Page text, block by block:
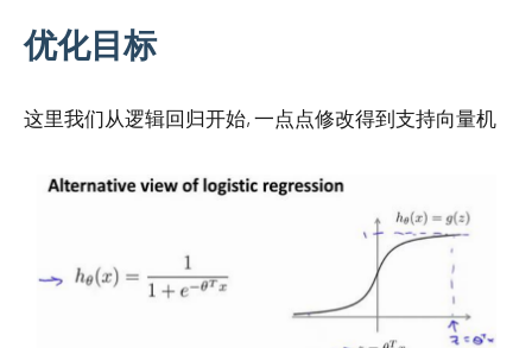
优化目标
这里我们从逻辑回归开始, 一点点修改得到支持向量机